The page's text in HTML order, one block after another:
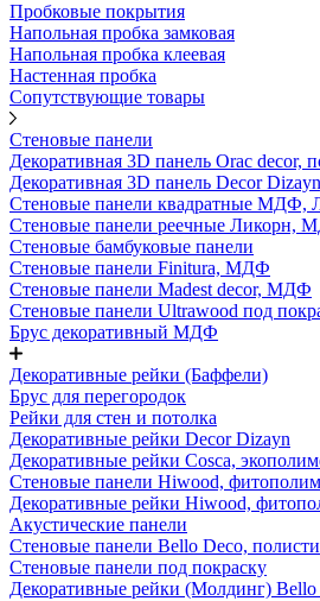
Пробковые покрытия
Напольная пробка замковая
Напольная пробка клеевая
Настенная пробка
Сопутствующие товары
Стеновые панели
Декоративная 3D панель Orac decor,
Декоративная 3D панель Decor
Стеновые панели квадратные МДФ,
Стеновые панели реечные Ликорн,
Стеновые бамбуковые панели
Стеновые панели Finitura, МДФ
Стеновые панели Madest decor, МДФ
Стеновые панели Ultrawood под
Брус декоративный МДФ
Декоративные рейки (Баффели)
Брус для перегородок
Рейки для стен и потолка
Декоративные рейки Decor Dizayn
Декоративные рейки Cosca,
Стеновые панели Hiwood,
Декоративные рейки Hiwood,
Акустические панели
Стеновые панели Bello Deco,
Стеновые панели под покраску
Декоративные рейки (Молдинг) Bello